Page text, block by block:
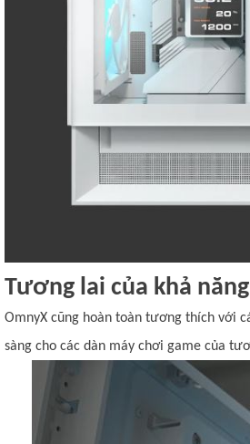
Tương lai của khả
OmnyX cũng hoàn toàn tương thích với
sàng cho các dàn máy chơi game của